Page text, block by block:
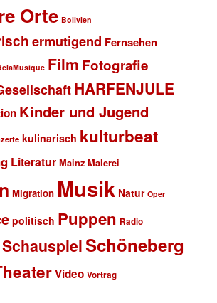
Orte Bolivien
ermutigend Fernsehen
Film Fotografie
HARFENJULE
Kinder und Jugend
kulinarisch kulturbeat
Literatur Mainz Malerei
Migration Musik Natur Oper
politisch Puppen Radio
SchauspielSchöneberg
Video Vortrag